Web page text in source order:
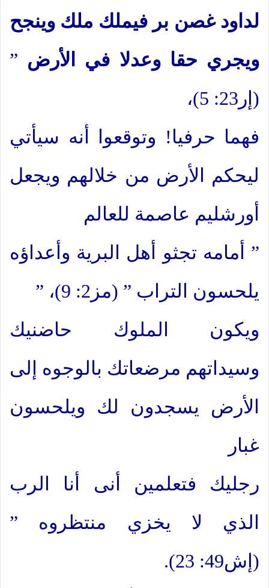
لداود غصن بر فيملك ملك وينجح
ويجري حقا وعدلا في الأرض ”
(إر23: 5)،
فهما حرفيا! وتوقعوا أنه سيأتي
ليحكم الأرض من خلالهم ويجعل
أورشليم عاصمة للعالم
” أمامه تجثو أهل البرية وأعداؤه
يلحسون التراب ” (مز2: 9)، ”
ويكون الملوك حاضنيك
وسيداتهم مرضعاتك بالوجوه إلى
الأرض يسجدون لك ويلحسون
غبار
رجليك فتعلمين أنى أنا الرب
الذي لا يخزي منتظروه ”
(إش49: 23).